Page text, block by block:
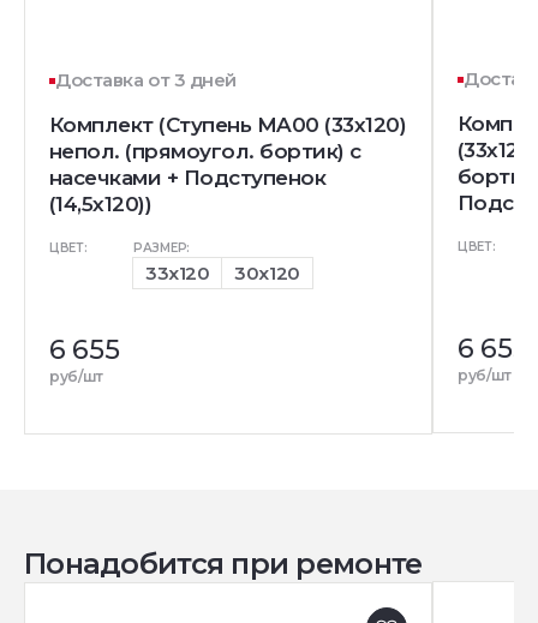
Доставка от 3 дней
Комплект (Ступень MA00 (33x120)
непол. (прямоугол. бортик) с
насечками + Подступенок
(14,5x120))
ЦВЕТ: РАЗМЕР:
33x120 30x120
6 655
руб/шт
ЦВЕТ:
6 655
руб/шт
Понадобится при ремонте